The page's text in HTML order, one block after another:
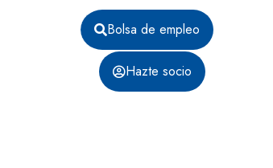
Bolsa de empleo
Hazte socio